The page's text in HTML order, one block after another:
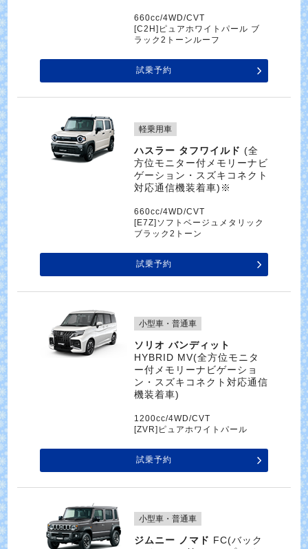
660cc/4WD/CVT
[C2H]ピュアホワイトパール ブ
ラック2トーンルーフ
試乗予約
軽乗用車
ハスラー タフワイルド (全
方位モニター付メモリーナビ
ゲーション・スズキコネクト
対応通信機装着車)※
660cc/4WD/CVT
[E7Z]ソフトベージュメタリック
ブラック2トーン
試乗予約
小型車・普通車
ソリオ バンディット
HYBRID MV(全方位モニタ
ー付メモリーナビゲーショ
ン・スズキコネクト対応通信
機装着車)
1200cc/4WD/CVT
[ZVR]ピュアホワイトパール
試乗予約
小型車・普通車
ジムニー ノマド FC(バック